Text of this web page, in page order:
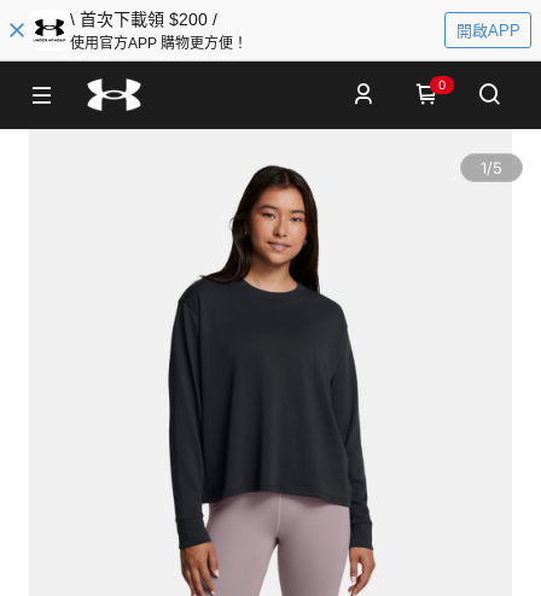
\ 首次下載領 $200 /
使用官方APP 購物更方便！
開啟APP
0
1/5